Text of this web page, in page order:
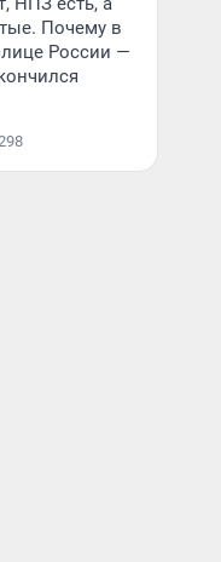
Почему в
России —